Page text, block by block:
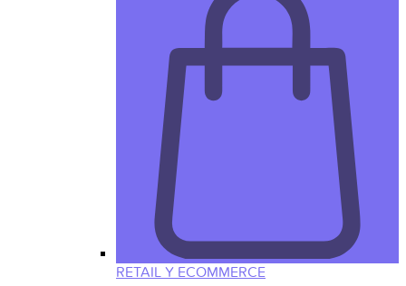
RETAIL Y ECOMMERCE